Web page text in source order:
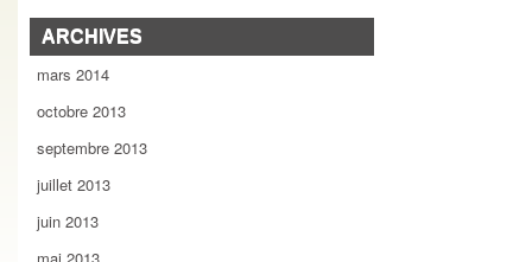
ARCHIVES
mars 2014
octobre 2013
septembre 2013
juillet 2013
juin 2013